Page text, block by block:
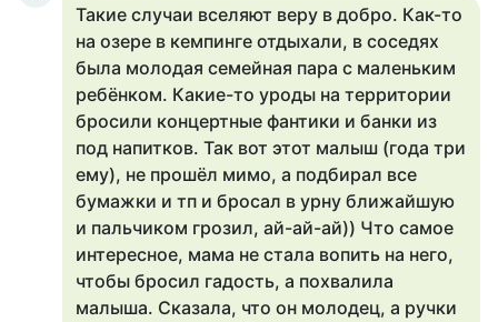
Такие случаи вселяют веру в добро. Как-то
на озере в кемпинге отдыхали, в соседях
была молодая семейная пара с маленьким
ребёнком. Какие-то уроды на территории
бросили концертные фантики и банки из
под напитков. Так вот этот малыш (года три
ему), не прошёл мимо, а подбирал все
бумажки и тп и бросал в урну ближайшую
и пальчиком грозил, ай-ай-ай)) Что самое
интересное, мама не стала вопить на него,
чтобы бросил гадость, а похвалила
малыша. Сказала, что он молодец, а ручки